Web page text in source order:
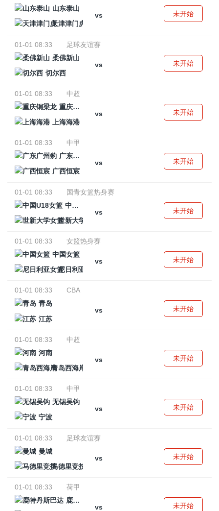
山东泰山
vs
天津津门虎
未开始
01-01 08:33
足球友谊赛
柔佛新山
vs
切尔西
未开始
01-01 08:33
中超
重庆铜梁龙
vs
上海海港
未开始
01-01 08:33
中甲
广东广州豹
vs
广西恒宸
未开始
01-01 08:33
国青女篮热身赛
中国U18女篮
vs
世新大学女篮
未开始
01-01 08:33
女篮热身赛
中国女篮
vs
尼日利亚女篮
未开始
01-01 08:33
CBA
青岛
vs
江苏
未开始
01-01 08:33
中超
河南
vs
青岛西海岸
未开始
01-01 08:33
中甲
无锡吴钩
vs
宁波
未开始
01-01 08:33
足球友谊赛
曼城
vs
马德里竞技
未开始
01-01 08:33
荷甲
鹿特丹斯巴达
vs
未开始